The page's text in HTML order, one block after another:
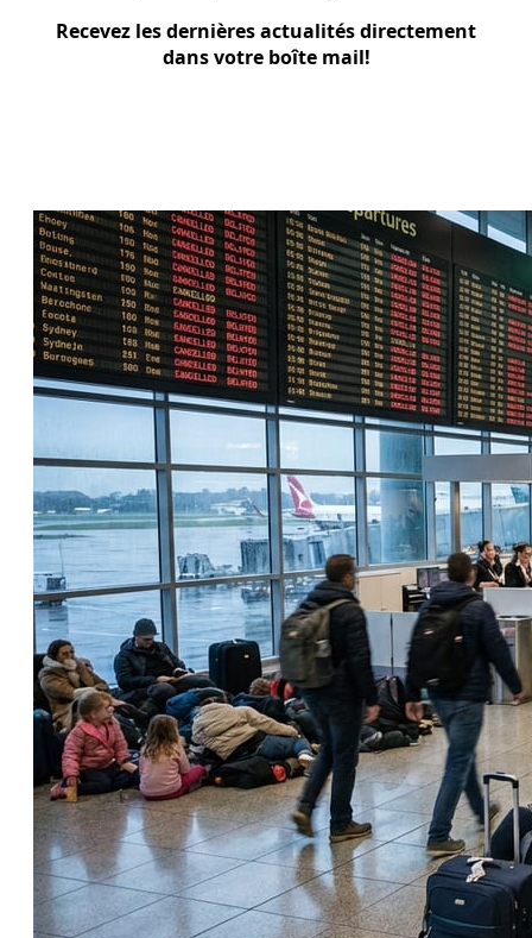
Recevez les dernières actualités directement
dans votre boîte mail!